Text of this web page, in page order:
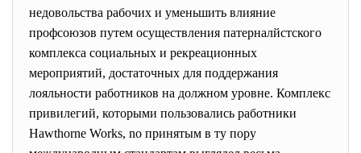
недовольства рабочих и уменьшить влияние
профсоюзов путем осуществления патерналйстского
комплекса социальных и рекреационных
мероприятий, достаточных для поддержания
лояльности работников на должном уровне. Комплекс
привилегий, которыми пользовались работники
Hawthorne Works, no принятым в ту пору